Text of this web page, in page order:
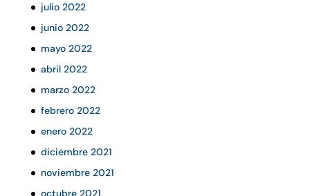
julio 2022
junio 2022
mayo 2022
abril 2022
marzo 2022
febrero 2022
enero 2022
diciembre 2021
noviembre 2021
octubre 2021